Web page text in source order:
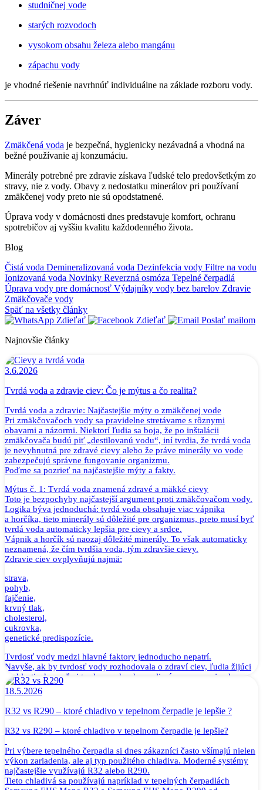
studničnej vode
starých rozvodoch
vysokom obsahu železa alebo mangánu
zápachu vody
je vhodné riešenie navrhnúť individuálne na základe rozboru vody.
Záver
Zmäkčená voda je bezpečná, hygienicky nezávadná a vhodná na
bežné používanie aj konzumáciu.
Minerály potrebné pre zdravie získava ľudské telo predovšetkým zo
stravy, nie z vody. Obavy z nedostatku minerálov pri používaní
zmäkčenej vody preto nie sú opodstatnené.
Úprava vody v domácnosti dnes predstavuje komfort, ochranu
spotrebičov aj vyššiu kvalitu každodenného života.
Blog
Čistá voda Demineralizovaná voda Dezinfekcia vody Filtre na vodu
Ionizovaná voda Novinky Reverzná osmóza Tepelné čerpadlá
Úprava vody pre domácnosť Výdajníky vody bez barelov Zdravie
Zmäkčovače vody
Späť na všetky články
Zdieľať
Zdieľať
Poslať mailom
Najnovšie články
3.6.2026
Tvrdá voda a zdravie ciev: Čo je mýtus a čo realita?
Tvrdá voda a zdravie: Najčastejšie mýty o zmäkčenej vode
Pri zmäkčovačoch vody sa pravidelne stretávame s rôznymi
obavami a názormi. Niektorí ľudia sa boja, že po inštalácii
zmäkčovača budú piť „destilovanú vodu“, iní tvrdia, že tvrdá voda
je nevyhnutná pre zdravé cievy alebo že práve minerály vo vode
zabezpečujú správne fungovanie organizmu.
Poďme sa pozrieť na najčastejšie mýty a fakty.
Mýtus č. 1: Tvrdá voda znamená zdravé a mäkké cievy
Toto je bezpochyby najčastejší argument proti zmäkčovačom vody.
Logika býva jednoduchá: tvrdá voda obsahuje viac vápnika
a horčíka, tieto minerály sú dôležité pre organizmus, preto musí byť
tvrdá voda automaticky lepšia pre cievy a srdce.
Vápnik a horčík sú naozaj dôležité minerály. To však automaticky
neznamená, že čím tvrdšia voda, tým zdravšie cievy.
Zdravie ciev ovplyvňujú najmä:
strava,
pohyb,
fajčenie,
krvný tlak,
cholesterol,
cukrovka,
genetické predispozície.
Tvrdosť vody medzi hlavné faktory jednoducho nepatrí.
Navyše, ak by tvrdosť vody rozhodovala o zdraví ciev, ľudia žijúci
v oblastiach s veľmi tvrdou vodou by mali výrazne menej srdcovo-
cievnych ochorení. Takéto jednoduché prepojenie však neexistuje.
Jednoducho povedané:
Tvrdá voda nie je zárukou zdravých ciev rovnako, ako zmäkčená
voda nie je príčinou ich poškodenia.
Mýtus č. 2: Minerály potrebujeme prijímať hlavne z vody
Toto je ďalší veľmi rozšírený omyl.
Áno, tvrdá voda obsahuje vápnik a horčík. Mnohí ľudia si však
neuvedomujú, aké malé množstvá minerálov sa v bežnej pitnej vode
nachádzajú.
Hlavným zdrojom minerálov pre ľudské telo sú:
18.5.2026
R32 vs R290 – ktoré chladivo v tepelnom čerpadle je lepšie ?
R32 vs R290 – ktoré chladivo v tepelnom čerpadle je lepšie?
Pri výbere tepelného čerpadla si dnes zákazníci často všímajú nielen
výkon zariadenia, ale aj typ použitého chladiva. Moderné systémy
najčastejšie využívajú R32 alebo R290.
Tieto chladivá sa používajú napríklad v tepelných čerpadlách